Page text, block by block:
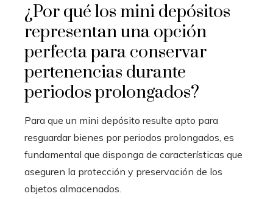
¿Por qué los mini depósitos
representan una opción
perfecta para conservar
pertenencias durante
periodos prolongados?
Para que un mini depósito resulte apto para
resguardar bienes por periodos prolongados, es
fundamental que disponga de características que
aseguren la protección y preservación de los
objetos almacenados.